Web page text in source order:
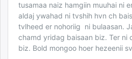
tusamaa naiz hamgiin muuhai ni
aldaj ywahad ni tvshih hvn ch
tvlheed er nohoriig ni bulaasan.
chamd yridag baisaan biz. Ter ni
biz. Bold mongoo hoer hezeenii